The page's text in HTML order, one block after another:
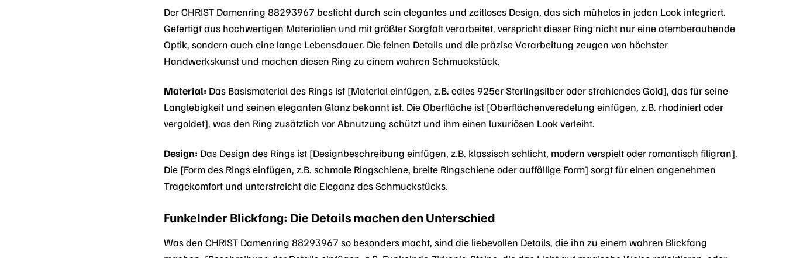
Der CHRIST Damenring 88293967 besticht durch sein elegantes und zeitloses Design, das sich mühelos in jeden Look integriert.
Gefertigt aus hochwertigen Materialien und mit größter Sorgfalt verarbeitet, verspricht dieser Ring nicht nur eine atemberaubende
Optik, sondern auch eine lange Lebensdauer. Die feinen Details und die präzise Verarbeitung zeugen von höchster
Handwerkskunst und machen diesen Ring zu einem wahren Schmuckstück.
Material: Das Basismaterial des Rings ist [Material einfügen, z.B. edles 925er Sterlingsilber oder strahlendes Gold], das für seine
Langlebigkeit und seinen eleganten Glanz bekannt ist. Die Oberfläche ist [Oberflächenveredelung einfügen, z.B. rhodiniert oder
vergoldet], was den Ring zusätzlich vor Abnutzung schützt und ihm einen luxuriösen Look verleiht.
Design: Das Design des Rings ist [Designbeschreibung einfügen, z.B. klassisch schlicht, modern verspielt oder romantisch filigran].
Die [Form des Rings einfügen, z.B. schmale Ringschiene, breite Ringschiene oder auffällige Form] sorgt für einen angenehmen
Tragekomfort und unterstreicht die Eleganz des Schmuckstücks.
Funkelnder Blickfang: Die Details machen den Unterschied
Was den CHRIST Damenring 88293967 so besonders macht, sind die liebevollen Details, die ihn zu einem wahren Blickfang